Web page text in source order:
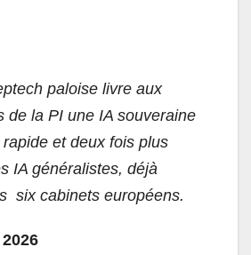
paloise livre aux
de la PI une IA souveraine
et deux fois plus
IA généralistes, déjà
six cabinets européens.